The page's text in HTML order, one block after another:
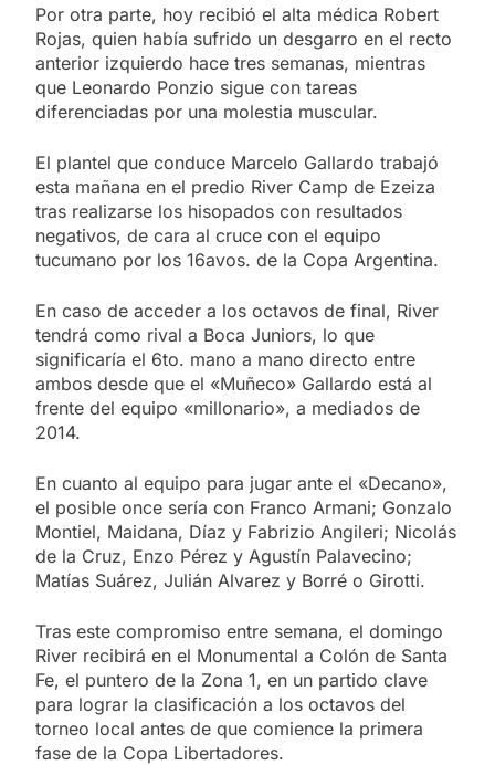
Por otra parte, hoy recibió el alta médica Robert
Rojas, quien había sufrido un desgarro en el recto
anterior izquierdo hace tres semanas, mientras
que Leonardo Ponzio sigue con tareas
diferenciadas por una molestia muscular.
El plantel que conduce Marcelo Gallardo trabajó
esta mañana en el predio River Camp de Ezeiza
tras realizarse los hisopados con resultados
negativos, de cara al cruce con el equipo
tucumano por los 16avos. de la Copa Argentina.
En caso de acceder a los octavos de final, River
tendrá como rival a Boca Juniors, lo que
significaría el 6to. mano a mano directo entre
ambos desde que el «Muñeco» Gallardo está al
frente del equipo «millonario», a mediados de
2014.
En cuanto al equipo para jugar ante el «Decano»,
el posible once sería con Franco Armani; Gonzalo
Montiel, Maidana, Díaz y Fabrizio Angileri; Nicolás
de la Cruz, Enzo Pérez y Agustín Palavecino;
Matías Suárez, Julián Alvarez y Borré o Girotti.
Tras este compromiso entre semana, el domingo
River recibirá en el Monumental a Colón de Santa
Fe, el puntero de la Zona 1, en un partido clave
para lograr la clasificación a los octavos del
torneo local antes de que comience la primera
fase de la Copa Libertadores.